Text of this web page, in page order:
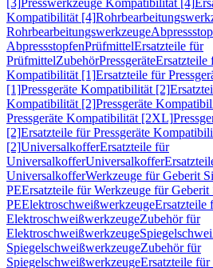
[3]Presswerkzeuge Kompatibilität [4]
Kompatibilität [4]
Rohrbearbeitungswerkzeuge
AbpressstopfenPrüfmittelErsatzteile für
PrüfmittelZubehörPressgeräteErsatzteile
Kompatibilität [1]Ersatzteile für
[1]Pressgeräte Kompatibilität [2]
Kompatibilität [2]Pressgeräte
Pressgeräte Kompatibilität [2XL]
[2]Ersatzteile für Pressgeräte
[2]UniversalkofferErsatzteile für
UniversalkofferUniversalkoffer
UniversalkofferWerkzeuge für Geberit
PEErsatzteile für Werkzeuge für
PEElektroschweißwerkzeugeErsatzteile
ElektroschweißwerkzeugeZubehör für
Elektroschweißwerkzeuge
SpiegelschweißwerkzeugeZubehör für
SpiegelschweißwerkzeugeErsatzteile